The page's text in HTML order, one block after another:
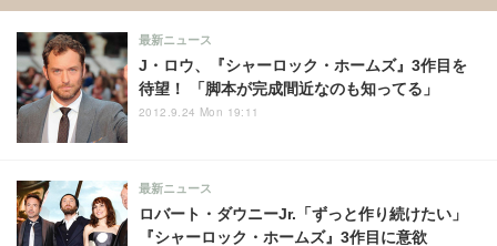
J・ロウ、『シャーロック・ホームズ』3作目を
待望！ 「脚本が完成間近なのも知ってる」
最新ニュース
2012.9.24 Mon 19:11
ロバート・ダウニーJr.「ずっと作り続けたい」
『シャーロック・ホームズ』3作目に意欲
最新ニュース